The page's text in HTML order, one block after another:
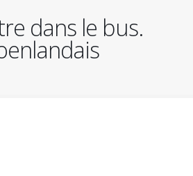
dans le bus.